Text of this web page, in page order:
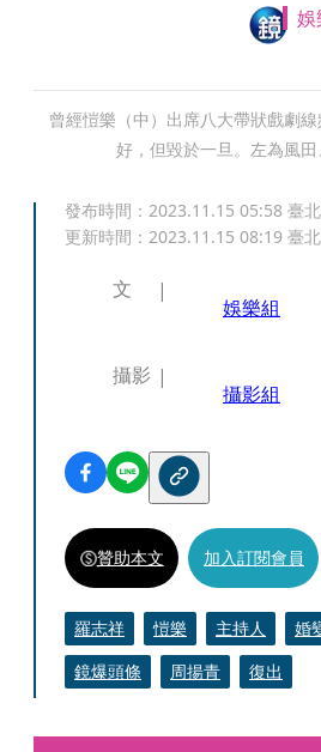
娛
曾經愷樂（中）出席八大帶狀戲劇
好，但毀於一旦。左為風田
發布時間： 2023.11.15 05:58 臺
更新時間： 2023.11.15 08:19 臺
文
娛樂組
攝影
攝影組
贊助本文 加入訂閱會員
羅志祥 愷樂 主持人 婚
鏡爆頭條
周揚青 復出